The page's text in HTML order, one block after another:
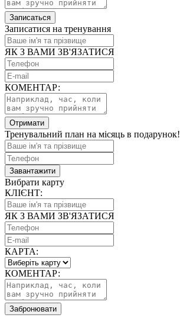
Записаться
Записатися на тренування
ЯК З ВАМИ ЗВ'ЯЗАТИСЯ
КОМЕНТАР:
Отримати
Тренувальний план на місяць в подарунок!
Завантажити
Вибрати карту
КЛІЄНТ:
ЯК З ВАМИ ЗВ'ЯЗАТИСЯ
КАРТА:
КОМЕНТАР:
Забронювати